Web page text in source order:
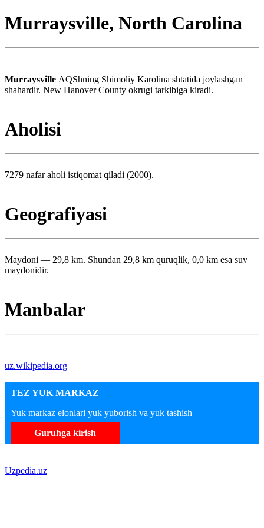
Murraysville, North Carolina
Murraysville AQShning Shimoliy Karolina shtatida joylashgan
shahardir. New Hanover County okrugi tarkibiga kiradi.
Aholisi
7279 nafar aholi istiqomat qiladi (2000).
Geografiyasi
Maydoni — 29,8 km. Shundan 29,8 km quruqlik, 0,0 km esa suv
maydonidir.
Manbalar
uz.wikipedia.org
TEZ YUK MARKAZ
Yuk markaz elonlari yuk yuborish va yuk tashish
Guruhga kirish
Uzpedia.uz